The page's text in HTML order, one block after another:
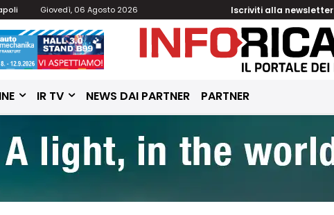
Giovedì, 06 Agosto 2026 Iscriviti alla newsletter
IR TV NEWS DAI PARTNER PARTNER